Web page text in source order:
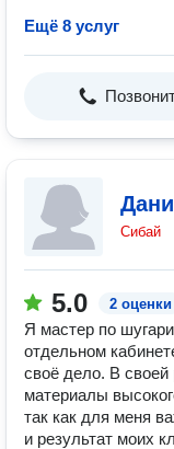
Ещё 8 услуг
Сибай
5.0 2 оценки
Я мастер по
отдельном
своё дело. В
материалы
так как для меня
и результат моих